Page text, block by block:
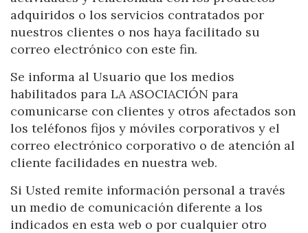
adquiridos o los servicios contratados por
nuestros clientes o nos haya facilitado su
correo electrónico con este fin.
Se informa al Usuario que los medios
habilitados para LA ASOCIACIÓN para
comunicarse con clientes y otros afectados son
los teléfonos fijos y móviles corporativos y el
correo electrónico corporativo o de atención al
cliente facilidades en nuestra web.
Si Usted remite información personal a través
un medio de comunicación diferente a los
indicados en esta web o por cualquier otro